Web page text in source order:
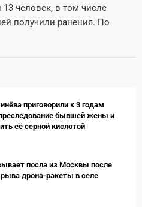
13 человек, в том числе
получили ранения. По
приговорили к 3 годам
бывшей жены и
её серной кислотой
посла из Москвы после
дрона-ракеты в селе